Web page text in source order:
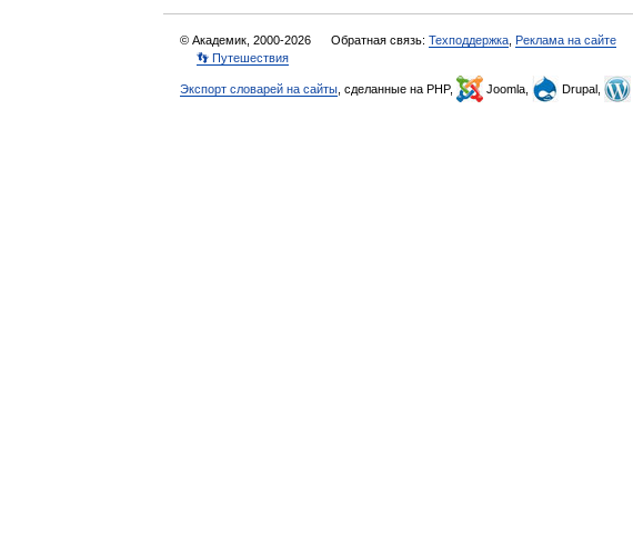
© Академик, 2000-2026 Обратная связь: Техподдержка Реклама на сайте
👣 Путешествия
Экспорт словарей на сайты , сделанные на PHP, Joomla, Drupal,